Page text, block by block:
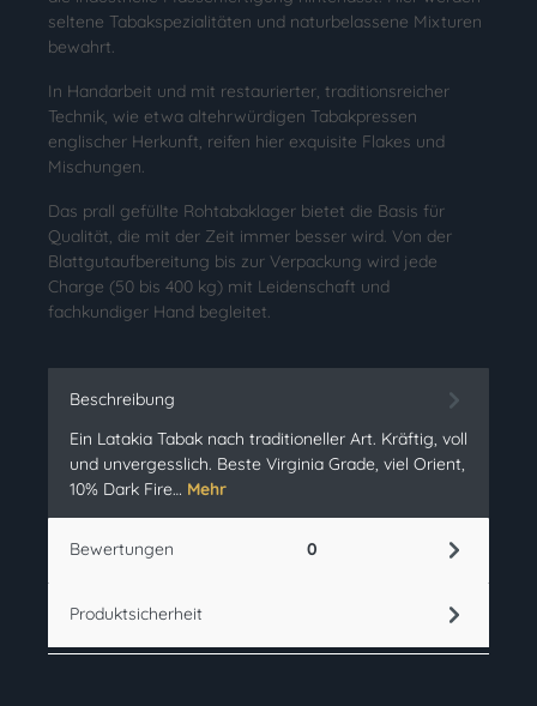
seltene Tabakspezialitäten und naturbelassene Mixturen
bewahrt.
In Handarbeit und mit restaurierter, traditionsreicher
Technik, wie etwa altehrwürdigen Tabakpressen
englischer Herkunft, reifen hier exquisite Flakes und
Mischungen.
Das prall gefüllte Rohtabaklager bietet die Basis für
Qualität, die mit der Zeit immer besser wird. Von der
Blattgutaufbereitung bis zur Verpackung wird jede
Charge (50 bis 400 kg) mit Leidenschaft und
fachkundiger Hand begleitet.
Beschreibung
Ein Latakia Tabak nach traditioneller Art. Kräftig, voll
und unvergesslich. Beste Virginia Grade, viel Orient,
10% Dark Fire… Mehr
Bewertungen 0
Produktsicherheit